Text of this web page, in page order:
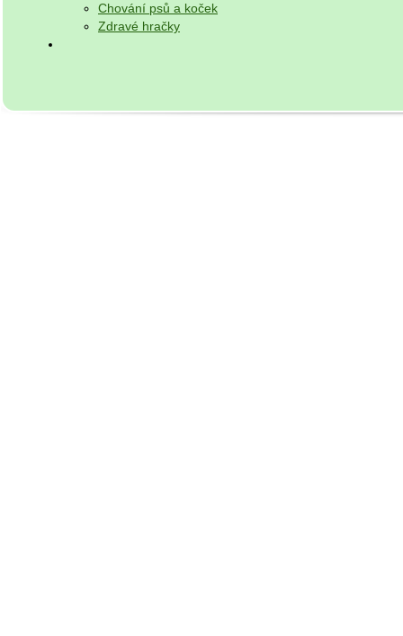
Chování psů a koček
Zdravé hračky